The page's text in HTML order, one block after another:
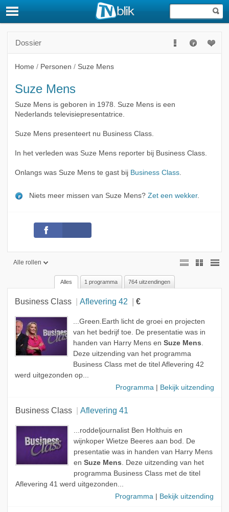
Dossier
Home / Personen / Suze Mens
Suze Mens
Suze Mens is geboren in 1978. Suze Mens is een
Nederlands televisiepresentatrice.
Suze Mens presenteert nu Business Class.
In het verleden was Suze Mens reporter bij Business Class.
Onlangs was Suze Mens te gast bij Business Class.
Niets meer missen van Suze Mens? Zet een wekker.
Alle rollen
Alle rollen
Presentator
Gast
Op lokatie
Sidekick
Alles 1 programma 764 uitzendingen
Business Class Aflevering 42 €
...Green.Earth licht de groei en projecten
van het bedrijf toe. De presentatie was in
handen van Harry Mens en Suze Mens.
Deze uitzending van het programma
Business Class met de titel Aflevering 42
werd uitgezonden op...
Programma
Bekijk uitzending
Business Class Aflevering 41
...roddeljournalist Ben Holthuis en
wijnkoper Wietze Beeres aan bod. De
presentatie was in handen van Harry Mens
en Suze Mens. Deze uitzending van het
programma Business Class met de titel
Aflevering 41 werd uitgezonden...
Programma
Bekijk uitzending